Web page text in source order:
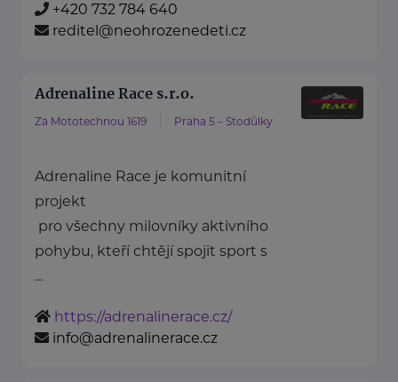
+420 732 784 640
reditel@neohrozenedeti.cz
Adrenaline Race s.r.o.
Za Mototechnou 1619 Praha 5 – Stodůlky
Adrenaline Race je komunitní
projekt
pro všechny milovníky aktivního
pohybu, kteří chtějí spojit sport s
...
https://adrenalinerace.cz/
info@adrenalinerace.cz